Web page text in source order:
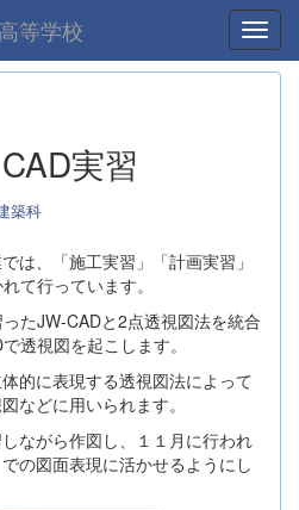
等学校
実習
築科
は、「施工実習」「計画実習」
て行っています。
たJW-CADと2点透視図法を統合
透視図を起こします。
的に表現する透視図法によって
などに用いられます。
ながら作図し、１１月に行われ
での図面表現に活かせるようにし